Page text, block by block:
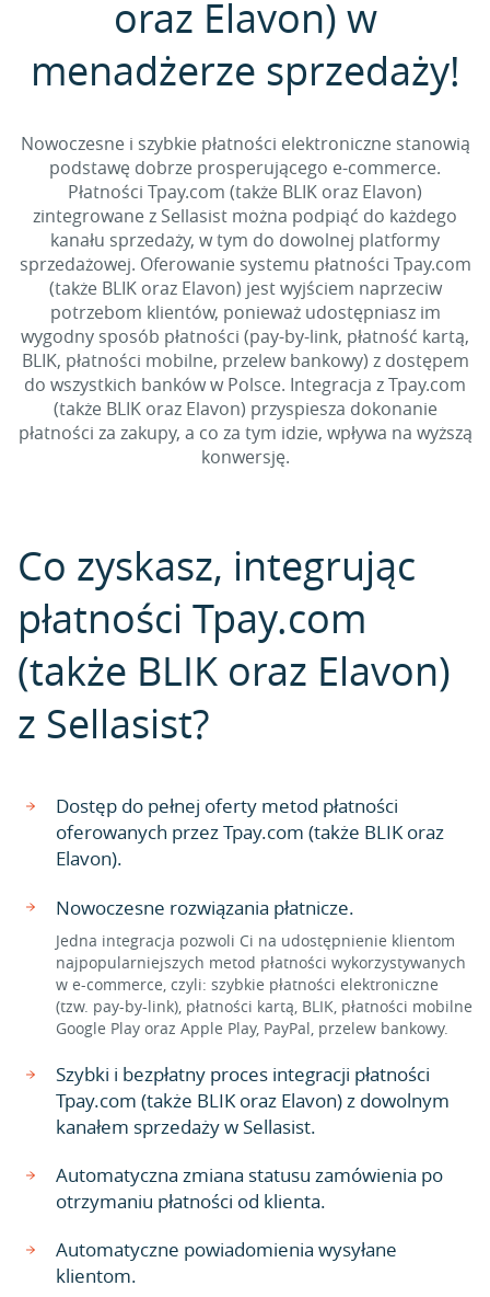
oraz Elavon) w
menadżerze sprzedaży!
Nowoczesne i szybkie płatności elektroniczne stanowią
podstawę dobrze prosperującego e-commerce.
Płatności Tpay.com (także BLIK oraz Elavon)
zintegrowane z Sellasist można podpiąć do każdego
kanału sprzedaży, w tym do dowolnej platformy
sprzedażowej. Oferowanie systemu płatności Tpay.com
(także BLIK oraz Elavon) jest wyjściem naprzeciw
potrzebom klientów, ponieważ udostępniasz im
wygodny sposób płatności (pay-by-link, płatność kartą,
BLIK, płatności mobilne, przelew bankowy) z dostępem
do wszystkich banków w Polsce. Integracja z Tpay.com
(także BLIK oraz Elavon) przyspiesza dokonanie
płatności za zakupy, a co za tym idzie, wpływa na wyższą
konwersję.
Co zyskasz, integrując
płatności Tpay.com
(także BLIK oraz Elavon)
z Sellasist?
Dostęp do pełnej oferty metod płatności
oferowanych przez Tpay.com (także BLIK oraz
Elavon).
Nowoczesne rozwiązania płatnicze.
Jedna integracja pozwoli Ci na udostępnienie klientom
najpopularniejszych metod płatności wykorzystywanych
w e-commerce, czyli: szybkie płatności elektroniczne
(tzw. pay-by-link), płatności kartą, BLIK, płatności mobilne
Google Play oraz Apple Play, PayPal, przelew bankowy.
Szybki i bezpłatny proces integracji płatności
Tpay.com (także BLIK oraz Elavon) z dowolnym
kanałem sprzedaży w Sellasist.
Automatyczna zmiana statusu zamówienia po
otrzymaniu płatności od klienta.
Automatyczne powiadomienia wysyłane
klientom.